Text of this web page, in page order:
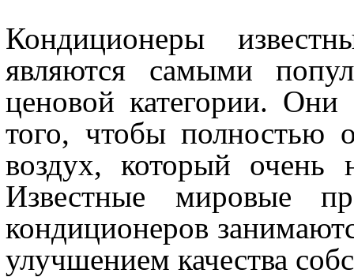
Кондиционеры
являются самыми
ценовой категории.
того, чтобы полностью
воздух, который очень
Известные мировые
кондиционеров
улучшением качества